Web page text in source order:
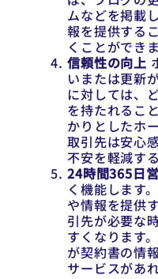
ムなどを掲載
報を提供する
くことができま
信頼性の向上
いまたは更新
に対しては、
を持たれるこ
かりとしたホ
取引先は安心
不安を軽減す
24時間365日
く機能します
や情報を提供
引先が必要な
すくなります
が契約書の情
サービスがあ